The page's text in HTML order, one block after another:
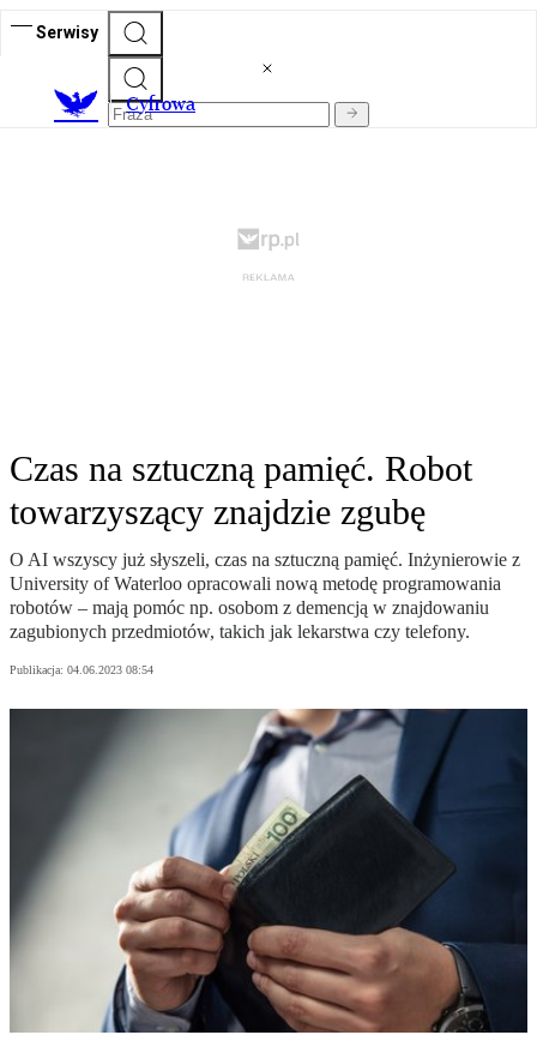
Serwisy
Cyfrowa
Czas na sztuczną pamięć. Robot
towarzyszący znajdzie zgubę
O AI wszyscy już słyszeli, czas na sztuczną pamięć. Inżynierowie z
University of Waterloo opracowali nową metodę programowania
robotów – mają pomóc np. osobom z demencją w znajdowaniu
zagubionych przedmiotów, takich jak lekarstwa czy telefony.
Publikacja: 04.06.2023 08:54